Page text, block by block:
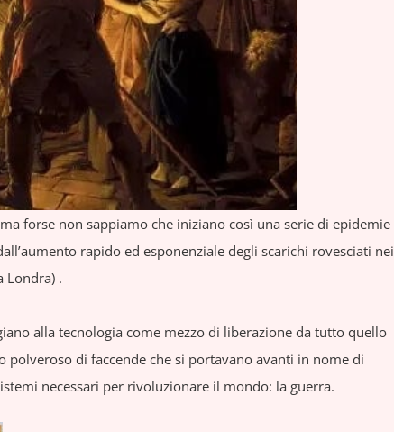
forse non sappiamo che iniziano così una serie di epidemie
rapido ed esponenziale degli scarichi rovesciati nei
Londra) .
alla tecnologia come mezzo di liberazione da tutto quello
di faccende che si portavano avanti in nome di
necessari per rivoluzionare il mondo: la guerra.